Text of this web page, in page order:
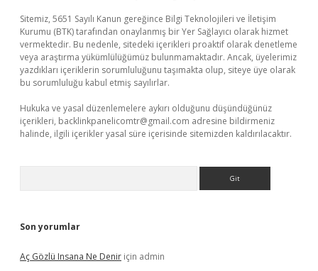
Sitemiz, 5651 Sayılı Kanun gereğince Bilgi Teknolojileri ve İletişim
Kurumu (BTK) tarafından onaylanmış bir Yer Sağlayıcı olarak hizmet
vermektedir. Bu nedenle, sitedeki içerikleri proaktif olarak denetleme
veya araştırma yükümlülüğümüz bulunmamaktadır. Ancak, üyelerimiz
yazdıkları içeriklerin sorumluluğunu taşımakta olup, siteye üye olarak
bu sorumluluğu kabul etmiş sayılırlar.
Hukuka ve yasal düzenlemelere aykırı olduğunu düşündüğünüz
içerikleri, backlinkpanelicomtr@gmail.com adresine bildirmeniz
halinde, ilgili içerikler yasal süre içerisinde sitemizden kaldırılacaktır.
Son yorumlar
Aç Gözlü Insana Ne Denir için admin